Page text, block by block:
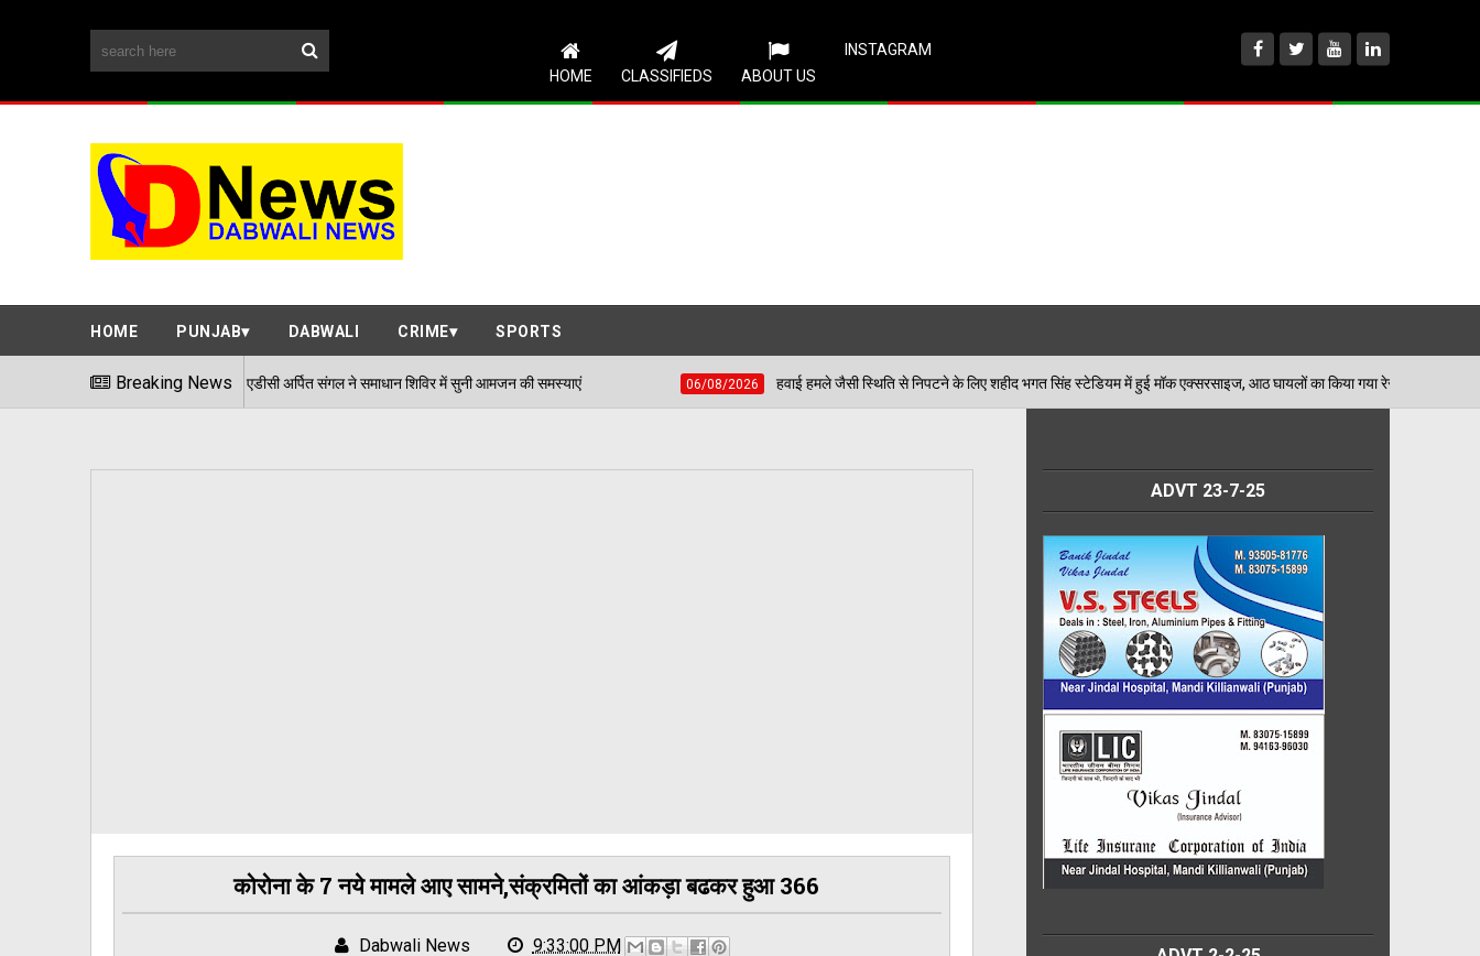
HOME CLASSIFIEDS ABOUT US
INSTAGRAM
HOME PUNJAB DABWALI CRIME SPORTS
Breaking News
06/08/2026 एडीसी अर्पित संगल ने समाधान शिविर में सुनी आमजन की समस्याएं 06/08/2026 हवाई हमले जैसी स्थिति से निपटने के लिए शहीद भगत सिंह स्टेडियम में हुई मॉक एक्सरसाइज, आठ घायलों का किया गया रेस्क्यू
कोरोना के 7 नये मामले आए सामने,संक्रमितों का आंकड़ा बढकर हुआ 366
Dabwali News 9:33:00 PM
ADVT 23-7-25